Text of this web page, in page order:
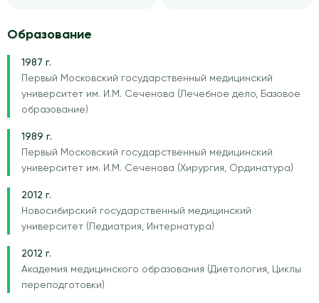
Образование
1987 г.
Первый Московский государственный медицинский
университет им. И.М. Сеченова (Лечебное дело, Базовое
образование)
1989 г.
Первый Московский государственный медицинский
университет им. И.М. Сеченова (Хирургия, Ординатура)
2012 г.
Новосибирский государственный медицинский
университет (Педиатрия, Интернатура)
2012 г.
Академия медицинского образования (Диетология, Циклы
переподготовки)